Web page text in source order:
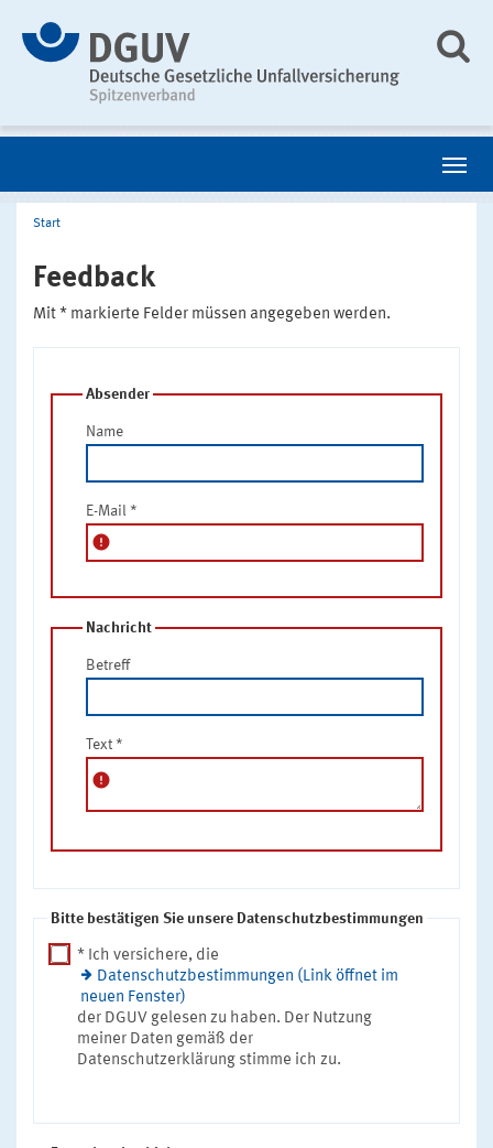
Start
Feedback
Mit * markierte Felder müssen angegeben werden.
Absender
Name
E-Mail *
error
Nachricht
Betreff
Text *
error
Bitte bestätigen Sie unsere Datenschutzbestimmungen
* Ich versichere, die
Datenschutzbestimmungen (Link öffnet im
neuen Fenster)
der DGUV gelesen zu haben. Der Nutzung
meiner Daten gemäß der
Datenschutzerklärung stimme ich zu.